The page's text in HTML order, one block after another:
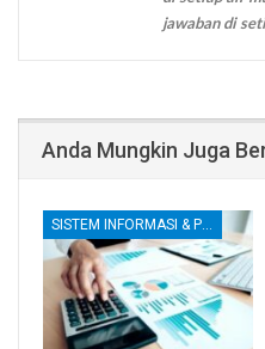
jawaban di
Anda Mungkin Juga
SISTEM INFORMASI & PENGENDALIAN INTERNAL